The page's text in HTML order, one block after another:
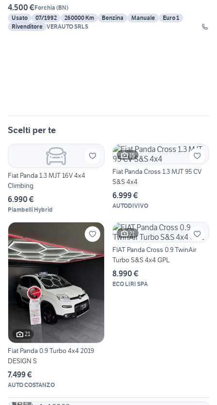
4.500 €Forchia (BN)
Usato
07/1992 260000 Km Benzina Manuale
Euro 1
Rivenditore VERAUTO SRLS
Scelti per te
Fiat Panda 1.3 MJT 16V 4x4
Climbing
6.990 €
Piambelli Hybrid
15
Fiat Panda Cross 1.3 MJT 95 CV
S&S 4x4
6.999 €
AUTODIVIVO
21
Fiat Panda 0.9 Turbo 4x4 2019
DESIGN S
7.499 €
AUTO COSTANZO
21
FIAT Panda Cross 0.9 TwinAir
Turbo S&S 4x4 GPL
8.990 €
ECO LIRI SPA
4